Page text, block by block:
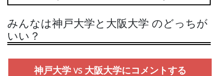
みんなは神戸大学と大阪大学 のどっちが
いい？
神戸大学 vs 大阪大学にコメントする